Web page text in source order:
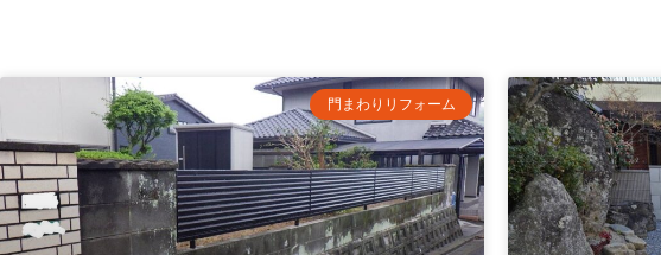
門まわりリフォーム